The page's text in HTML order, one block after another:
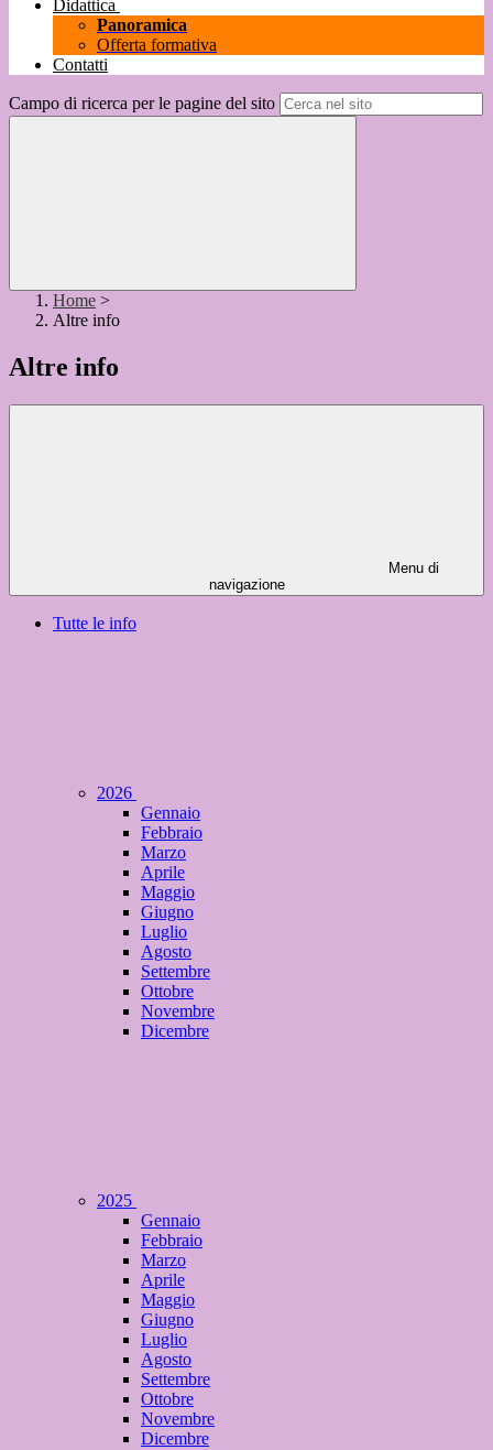
Didattica
Panoramica
Offerta formativa
Contatti
Campo di ricerca per le pagine del sito
Home >
Altre info
Altre info
Menu di
navigazione
Tutte le info
2026
Gennaio
Febbraio
Marzo
Aprile
Maggio
Giugno
Luglio
Agosto
Settembre
Ottobre
Novembre
Dicembre
2025
Gennaio
Febbraio
Marzo
Aprile
Maggio
Giugno
Luglio
Agosto
Settembre
Ottobre
Novembre
Dicembre